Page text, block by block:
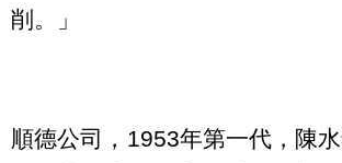
削。」
順德公司，1953年第一代，陳